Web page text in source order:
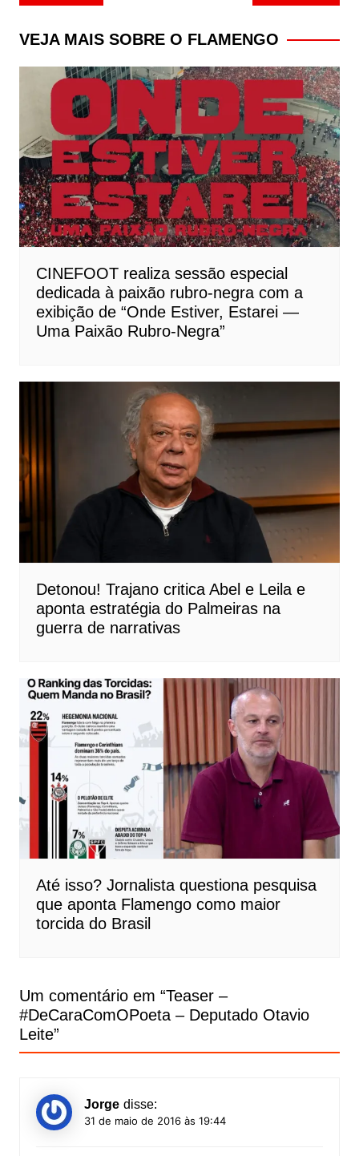
de
Post
VEJA MAIS SOBRE O FLAMENGO
CINEFOOT realiza sessão especial
dedicada à paixão rubro-negra com a
exibição de “Onde Estiver, Estarei —
Uma Paixão Rubro-Negra”
Detonou! Trajano critica Abel e Leila e
aponta estratégia do Palmeiras na
guerra de narrativas
Até isso? Jornalista questiona pesquisa
que aponta Flamengo como maior
torcida do Brasil
Um comentário em “Teaser –
#DeCaraComOPoeta – Deputado Otavio
Leite”
Jorge disse:
31 de maio de 2016 às 19:44